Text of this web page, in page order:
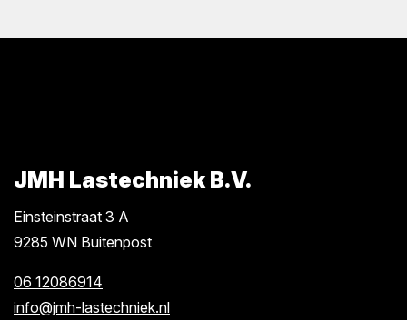
JMH Lastechniek B.V.
Einsteinstraat 3 A
9285 WN Buitenpost
06 12086914
info@jmh-lastechniek.nl